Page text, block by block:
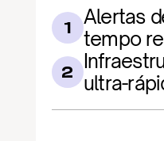
1
Alertas
tempo
2 ultra-